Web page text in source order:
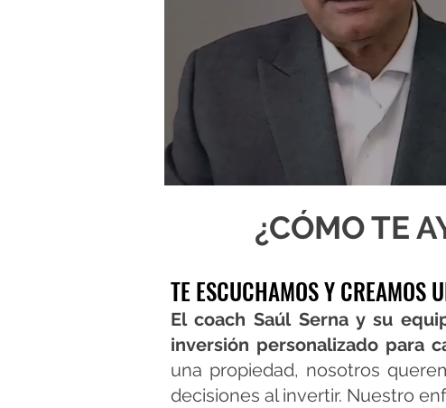
¿CÓMO TE
TE ESCUCHAMOS Y CREAMOS
El coach Saúl Serna y su
inversión personalizado para
una propiedad, nosotros
decisiones al invertir. Nuestro